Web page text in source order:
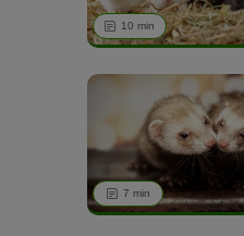
10 min
7 min